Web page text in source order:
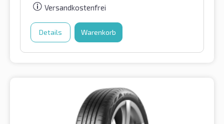
Versandkostenfrei
Details Warenkorb